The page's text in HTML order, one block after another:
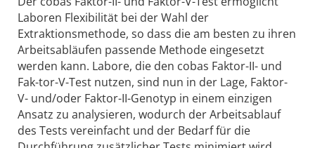
Laboren Flexibilität bei der Wahl der
Extraktionsmethode, so dass die am besten zu ihren
Arbeitsabläufen passende Methode eingesetzt
werden kann. Labore, die den cobas Faktor-II- und
Fak-tor-V-Test nutzen, sind nun in der Lage, Faktor-
V- und/oder Faktor-II-Genotyp in einem einzigen
Ansatz zu analysieren, wodurch der Arbeitsablauf
des Tests vereinfacht und der Bedarf für die